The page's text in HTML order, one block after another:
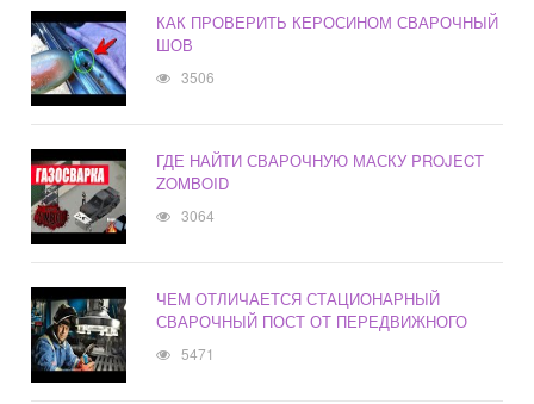
КАК ПРОВЕРИТЬ КЕРОСИНОМ СВАРОЧНЫЙ
ШОВ
3506
ГДЕ НАЙТИ СВАРОЧНУЮ МАСКУ PROJECT
ZOMBOID
3064
ЧЕМ ОТЛИЧАЕТСЯ СТАЦИОНАРНЫЙ
СВАРОЧНЫЙ ПОСТ ОТ ПЕРЕДВИЖНОГО
5471